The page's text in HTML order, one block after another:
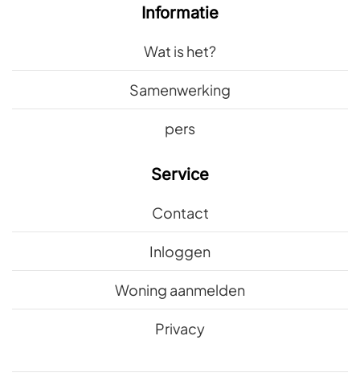
Informatie
Wat is het?
Samenwerking
pers
Service
Contact
Inloggen
Woning aanmelden
Privacy